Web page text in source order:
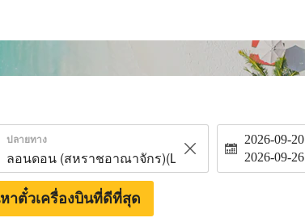
ปลายทาง 2026-09-20
2026-09-26
าตั๋วเครื่องบินที่ดีที่สุด